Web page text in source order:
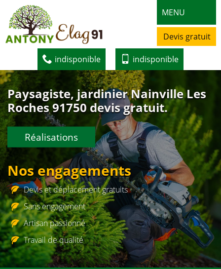
MENU
Devis gratuit
indisponible indisponible
Paysagiste, jardinier Nainville Les
Roches 91750 devis gratuit.
Réalisations
Nos engagements
Devis et déplacement gratuits
Sans engagement
Artisan passionné
Travail de qualité